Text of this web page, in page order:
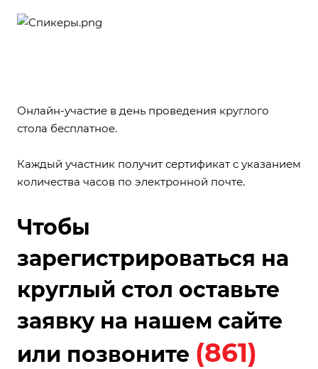
Онлайн-участие в день проведения круглого
стола бесплатное.
Каждый участник получит сертификат с указанием
количества часов по электронной почте.
Чтобы
зарегистрироваться на
круглый стол оставьте
заявку на нашем сайте
или позвоните (861)